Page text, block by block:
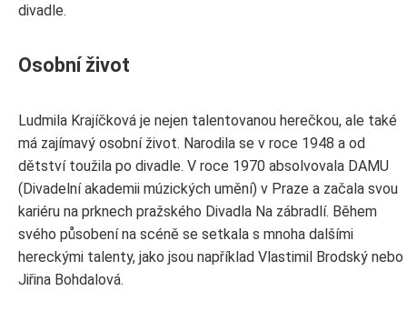
divadle.
Osobní život
Ludmila Krajíčková je nejen talentovanou herečkou, ale také
má zajímavý osobní život. Narodila se v roce 1948 a od
dětství toužila po divadle. V roce 1970 absolvovala DAMU
(Divadelní akademii múzických umění) v Praze a začala svou
kariéru na prknech pražského Divadla Na zábradlí. Během
svého působení na scéně se setkala s mnoha dalšími
hereckými talenty, jako jsou například Vlastimil Brodský nebo
Jiřina Bohdalová.